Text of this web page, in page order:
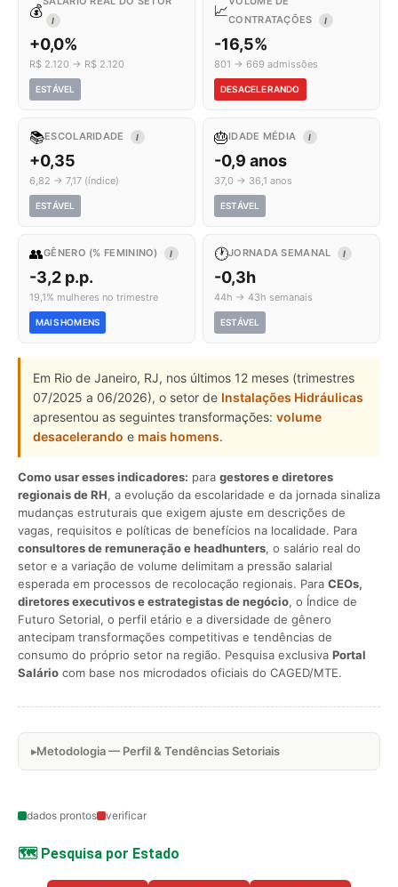
💰
I
+0,0%
R$ 2.120 → R$ 2.120
ESTÁVEL
📈CONTRATAÇÕES
I
-16,5%
801 → 669 admissões
DESACELERANDO
📚ESCOLARIDADE I
+0,35
6,82 → 7,17 (índice)
ESTÁVEL
🎂IDADE MÉDIA I
-0,9 anos
37,0 → 36,1 anos
ESTÁVEL
👥GÊNERO (% FEMININO) I
-3,2 p.p.
19,1% mulheres no trimestre
MAIS HOMENS
🕐JORNADA SEMANAL I
-0,3h
44h → 43h semanais
ESTÁVEL
Em Rio de Janeiro, RJ, nos últimos 12 meses (trimestres
07/2025 a 06/2026), o setor de Instalações Hidráulicas
apresentou as seguintes transformações: volume
desacelerando e mais homens.
Como usar esses indicadores: para gestores e diretores
regionais de RH, a evolução da escolaridade e da jornada sinaliza
mudanças estruturais que exigem ajuste em descrições de
vagas, requisitos e políticas de benefícios na localidade. Para
consultores de remuneração e headhunters, o salário real do
setor e a variação de volume delimitam a pressão salarial
esperada em processos de recolocação regionais. Para CEOs,
diretores executivos e estrategistas de negócio, o Índice de
Futuro Setorial, o perfil etário e a diversidade de gênero
antecipam transformações competitivas e tendências de
consumo do próprio setor na região. Pesquisa exclusiva Portal
Salário com base nos microdados oficiais do CAGED/MTE.
Metodologia — Perfil & Tendências Setoriais
dados prontos verificar
🗺️ Pesquisa por Estado